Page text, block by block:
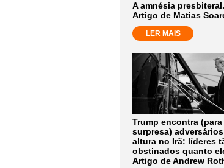
A amnésia presbiteral.
Artigo de Matias
LER MAIS
Trump encontra
surpresa)
altura no Irã: líderes
obstinados quanto
Artigo de Andrew